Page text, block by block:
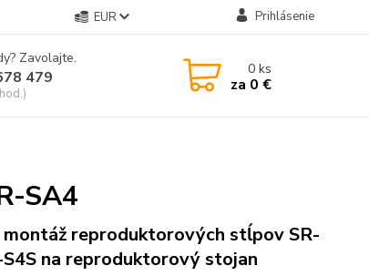
EUR Prihlásenie
Zavolajte.
479 0ks
za 0 €
SA4
montáž reproduktorových stĺpov SR-
S4S na reproduktorový stojan